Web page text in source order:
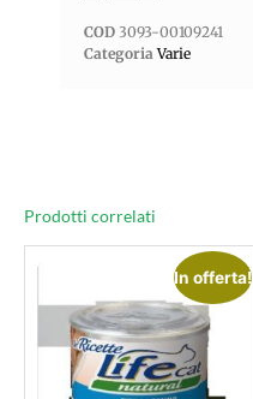
COD 3093-00109241
Categoria Varie
Prodotti correlati
In offerta!